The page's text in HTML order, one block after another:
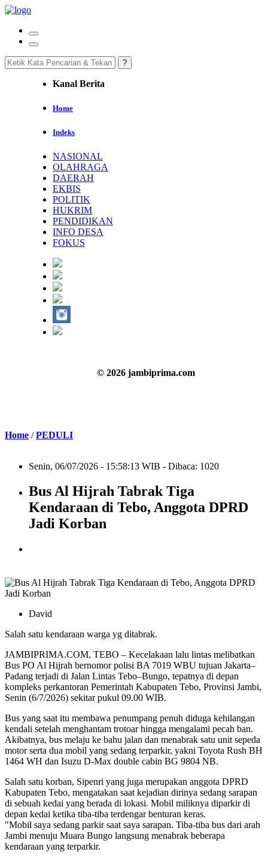
Kanal Berita
Home
Indeks
NASIONAL
OLAHRAGA
DAERAH
EKBIS
POLITIK
HUKRIM
PENDIDIKAN
INFO DESA
FOKUS
© 2026 jambiprima.com
Home /PEDULI
Senin, 06/07/2026 - 15:58:13 WIB - Dibaca: 1020
Bus Al Hijrah Tabrak Tiga
Kendaraan di Tebo, Anggota DPRD
Jadi Korban
David
Salah satu kendaraan warga yg ditabrak.
JAMBIPRIMA.COM, TEBO – Kecelakaan lalu lintas melibatkan
Bus PO Al Hijrah bernomor polisi BA 7019 WBU tujuan Jakarta–
Padang terjadi di Jalan Lintas Tebo–Bungo, tepatnya di depan
kompleks perkantoran Pemerintah Kabupaten Tebo, Provinsi Jambi,
Senin (6/7/2026) sekitar pukul 09.00 WIB.
Bus yang saat itu membawa penumpang penuh diduga kehilangan
kendali setelah menghantam trotoar hingga mengalami pecah ban.
Akibatnya, bus melaju ke bahu jalan dan menabrak satu unit sepeda
motor serta dua mobil yang sedang terparkir, yakni Toyota Rush BH
1464 WH dan Isuzu D-Max double cabin BG 9804 NB.
Salah satu korban, Sipenri yang juga merupakan anggota DPRD
Kabupaten Tebo, mengatakan saat kejadian dirinya sedang sarapan
di sebuah kedai yang berada di lokasi. Mobil miliknya diparkir di
depan kedai ketika tiba-tiba terdengar benturan keras.
"Mobil saya sedang parkir saat saya sarapan. Tiba-tiba bus dari arah
Jambi menuju Muara Bungo langsung menabrak beberapa
kendaraan yang terparkir.